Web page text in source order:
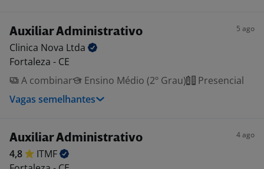
Auxiliar Administrativo 5 ago
Clinica Nova Ltda
Fortaleza - CE
A combinar
Ensino Médio (2º Grau)
Presencial
Vagas semelhantes
Auxiliar Administrativo 4 ago
4,8
ITMF